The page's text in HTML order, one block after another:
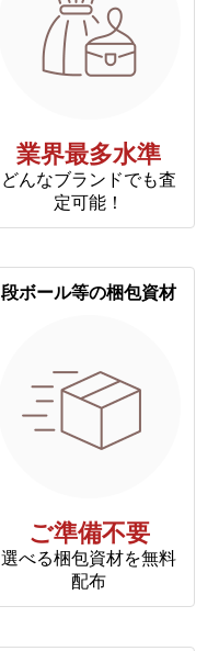
業界最多水準
どんなブランドでも査
定可能！
段ボール等の梱包資材
ご準備不要
選べる梱包資材を無料
配布